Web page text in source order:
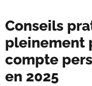
Conseils
pleinement
compte
en 2025